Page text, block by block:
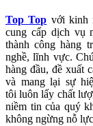
Top Top với kinh
cung cấp dịch vụ
thành công hàng
nghề, lĩnh vực.
hàng đầu, đề xuất
và mang lại sự
tôi luôn lấy chất
niềm tin của quý
không ngừng nỗ